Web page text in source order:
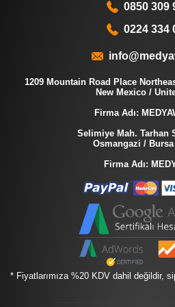
0850 309
0224 334
1209 Mountain Road Place
New Mexico /
Firma Adı:
Selimiye Mah. Tarhan
Osmangazi /
Firma Adı:
* Fiyatlarımıza %20 KDV dahil değildir,